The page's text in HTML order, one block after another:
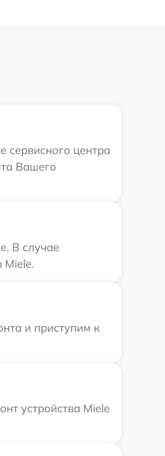
сервисного центра
Вашего
В случае
Miele.
и приступим к
устройства Miele